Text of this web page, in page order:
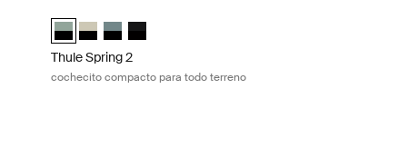
Thule Spring 2 Verde niebla sobre negro (selected)
Thule Spring 2 Soft Beige
Thule Spring 2 Azul medio sobre negro
Thule Spring 2 Negro sobre negro
Thule Spring 2
cochecito compacto para todo terreno